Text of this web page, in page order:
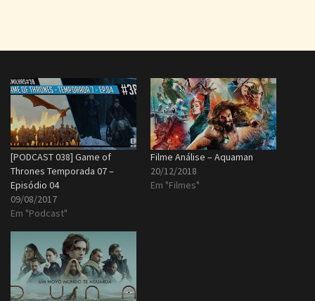
[PODCAST 038] Game of
Thrones Temporada 07 –
Episódio 04
09/08/2017
Em "Podcast"
Filme Análise – Aquaman
20/12/2018
Em "Filmes"